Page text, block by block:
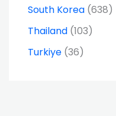
South Korea (638)
Thailand (103)
Turkiye (36)